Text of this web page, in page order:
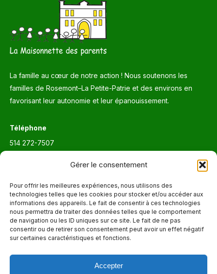
Gérer le consentement
Pour offrir les meilleures expériences, nous utilisons des
technologies telles que les cookies pour stocker et/ou accéder aux
informations des appareils. Le fait de consentir à ces technologies
nous permettra de traiter des données telles que le comportement
de navigation ou les ID uniques sur ce site. Le fait de ne pas
consentir ou de retirer son consentement peut avoir un effet négatif
sur certaines caractéristiques et fonctions.
Accepter
La famille au cœur de notre action ! Nous soutenons les
familles de Rosemont–La Petite-Patrie et des environs en
favorisant leur autonomie et leur épanouissement.
Téléphone
514 272-7507
Trouvez nous sur :
La
page
Facebook
Adresse